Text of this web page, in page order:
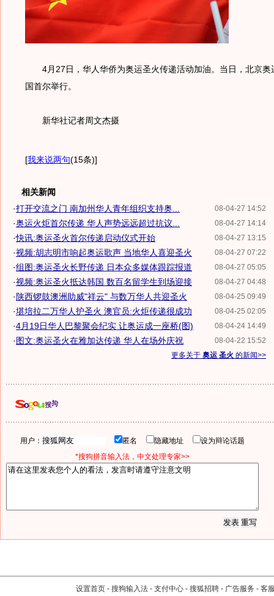
4月27日，华人华侨为奥运圣火传递活动加油。当日，北京奥
国首尔举行。
新华社记者周文杰摄
[我来说两句(15条)]
相关新闻
08-04-27 14:52
·打开交流之门 南加州华人青年组织支持奥...
08-04-27 14:14
·奥运火炬首尔传递 华人声势远远超过抗议...
08-04-27 13:15
·快讯:奥运圣火首尔传递启动仪式开始
08-04-27 07:22
·视频:胡志明市响起奥运歌声 当地华人喜迎圣火
08-04-27 05:05
·组图:奥运圣火长野传递 日本众多媒体跟踪报道
08-04-27 04:48
·视频:奥运圣火抵达韩国 数百名留学生到场迎接
08-04-25 09:49
· 陕西锣鼓澳洲助威"祥云" 与数万华人共迎圣火
08-04-25 02:05
·堪培拉二万华人护圣火 澳官员:火炬传递很成功
08-04-24 14:49
·4月19日华人巴黎聚会纪实 让奥运成一座桥(图)
08-04-22 15:52
·图文:奥运圣火在雅加达传递 华人在场外庆祝
更多关于 奥运 圣火 的新闻>>
用户： 匿名 隐藏地址
设为辩论话题
*搜狗拼音输入法，中文处理专家>>
设置首页 - 搜狗输入法 - 支付中心 - 搜狐招聘 - 广告服务 - 客